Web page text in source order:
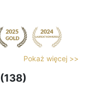
Pokaż więcej >>
(138)